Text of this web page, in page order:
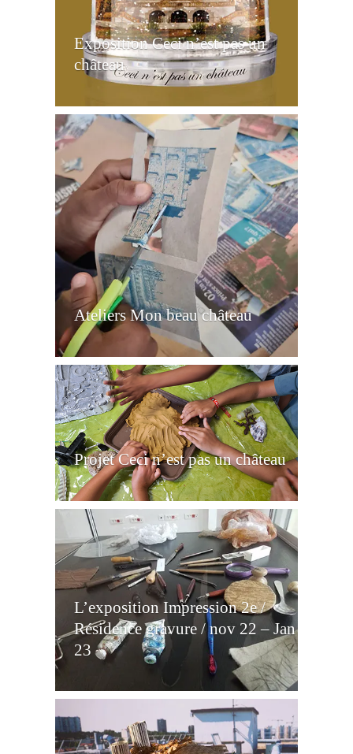
Exposition Ceci n’est pas un
château
Ateliers Mon beau château
Projet Ceci n’est pas un château
L’exposition Impression 2e /
Résidence gravure / nov 22 – Jan
23